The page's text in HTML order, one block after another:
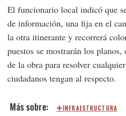
El funcionario local indicó que
de información, una fija en el
la otra itinerante y recorrerá
puestos se mostrarán los
de la obra para resolver
ciudadanos tengan al respecto.
INFRAESTRUCTURA